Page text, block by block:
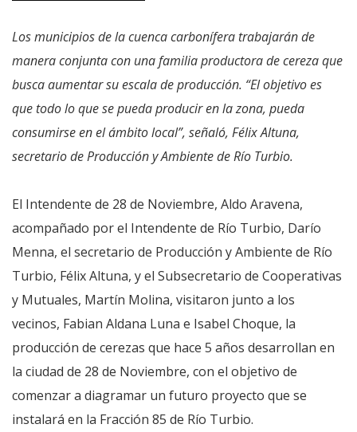
Los municipios de la cuenca carbonífera trabajarán de
manera conjunta con una familia productora de cereza que
busca aumentar su escala de producción. “El objetivo es
que todo lo que se pueda producir en la zona, pueda
consumirse en el ámbito local”, señaló, Félix Altuna,
secretario de Producción y Ambiente de Río Turbio.
El Intendente de 28 de Noviembre, Aldo Aravena,
acompañado por el Intendente de Río Turbio, Darío
Menna, el secretario de Producción y Ambiente de Río
Turbio, Félix Altuna, y el Subsecretario de Cooperativas
y Mutuales, Martín Molina, visitaron junto a los
vecinos, Fabian Aldana Luna e Isabel Choque, la
producción de cerezas que hace 5 años desarrollan en
la ciudad de 28 de Noviembre, con el objetivo de
comenzar a diagramar un futuro proyecto que se
instalará en la Fracción 85 de Río Turbio.